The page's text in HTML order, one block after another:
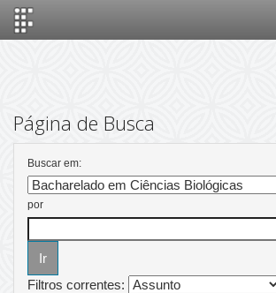
Página de Busca
Buscar em:
por
Filtros correntes: